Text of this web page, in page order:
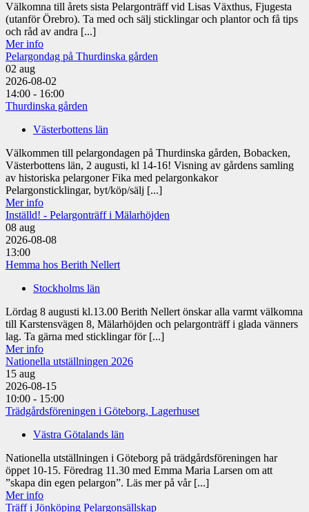
Välkomna till årets sista Pelargonträff vid Lisas Växthus, Fjugesta
(utanför Örebro). Ta med och sälj sticklingar och plantor och få tips
och råd av andra [...]
Mer info
Pelargondag på Thurdinska gården
02 aug
2026-08-02
14:00 - 16:00
Thurdinska gården
Västerbottens län
Välkommen till pelargondagen på Thurdinska gården, Bobacken,
Västerbottens län, 2 augusti, kl 14-16! Visning av gårdens samling
av historiska pelargoner Fika med pelargonkakor
Pelargonsticklingar, byt/köp/sälj [...]
Mer info
Inställd! - Pelargonträff i Mälarhöjden
08 aug
2026-08-08
13:00
Hemma hos Berith Nellert
Stockholms län
Lördag 8 augusti kl.13.00 Berith Nellert önskar alla varmt välkomna
till Karstensvägen 8, Mälarhöjden och pelargonträff i glada vänners
lag. Ta gärna med sticklingar för [...]
Mer info
Nationella utställningen 2026
15 aug
2026-08-15
10:00 - 15:00
Trädgårdsföreningen i Göteborg, Lagerhuset
Västra Götalands län
Nationella utställningen i Göteborg på trädgårdsföreningen har
öppet 10-15. Föredrag 11.30 med Emma Maria Larsen om att
”skapa din egen pelargon”. Läs mer på vår [...]
Mer info
Träff i Jönköping Pelargonsällskap